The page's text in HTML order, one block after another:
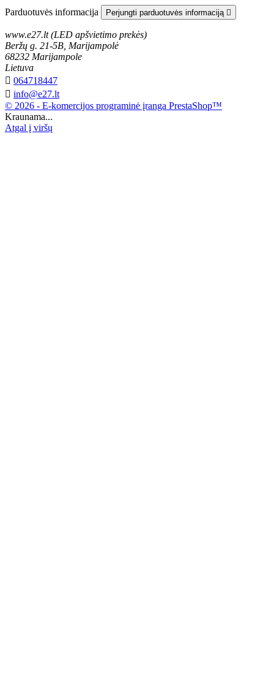
Parduotuvės informacija Perjungti parduotuvės informaciją 
www.e27.lt (LED apšvietimo prekės)
Beržų g. 21-5B, Marijampolė
68232 Marijampole
Lietuva
 064718447
 info@e27.lt
© 2026 - E-komercijos programinė įranga PrestaShop™
Kraunama...
Atgal į viršų